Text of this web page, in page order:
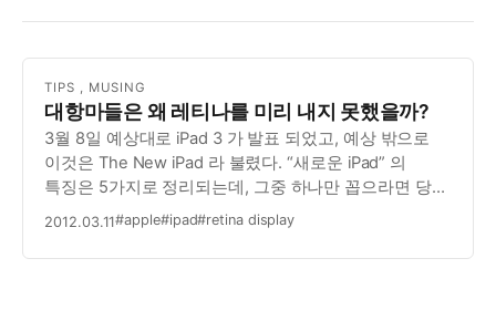
TIPS MUSING
대항마들은 왜 레티나를 미리 내지 못했을까?
3월 8일 예상대로 iPad 3 가 발표 되었고, 예상 밖으로
이것은 The New iPad 라 불렸다. “새로운 iPad” 의
특징은 5가지로 정리되는데, 그중 하나만 꼽으라면 당연
레티나 디스플레이이다. 그리고, 이 레티나의 적용은
정확히는 iPhone 4 가…
2012.03.11#apple#ipad#retina display